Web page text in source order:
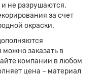
не разрушаются.
за счет
окраски.
заказать в
компании в любом
цена – материал